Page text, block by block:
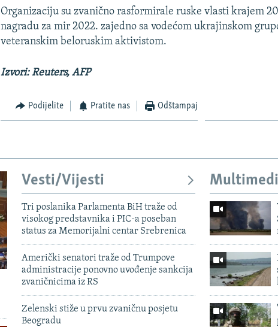
Organizaciju su zvanično rasformirale ruske vlasti krajem
nagradu za mir 2022. zajedno sa vodećom ukrajinskom
veteranskim beloruskim aktivistom.
Izvori: Reuters, AFP
Podijelite Pratite nas Odštampaj
Vesti/Vijesti
Tri poslanika Parlamenta BiH traže od
visokog predstavnika i PIC-a poseban
status za Memorijalni centar Srebrenica
Američki senatori traže od Trumpove
administracije ponovno uvođenje sankcija
zvaničnicima iz RS
Zelenski stiže u prvu zvaničnu posjetu
Beogradu